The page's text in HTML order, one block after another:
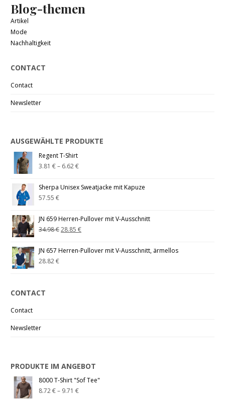
Blog-themen
Artikel
Mode
Nachhaltigkeit
CONTACT
Contact
Newsletter
AUSGEWÄHLTE PRODUKTE
Regent T-Shirt
3.81€– 6.62€
Sherpa Unisex Sweatjacke mit Kapuze
57.55€
JN 659 Herren-Pullover mit V-Ausschnitt
34.98€28.85€
JN 657 Herren-Pullover mit V-Ausschnitt, ärmellos
28.82€
CONTACT
Contact
Newsletter
PRODUKTE IM ANGEBOT
8000 T-Shirt "Sof Tee"
8.72€– 9.71€